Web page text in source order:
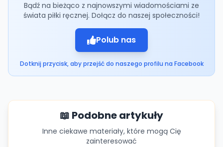
Bądź na bieżąco z najnowszymi wiadomościami ze
świata piłki ręcznej. Dołącz do naszej społeczności!
Polub nas
Dotknij przycisk, aby przejść do naszego profilu na Facebook
📖 Podobne artykuły
Inne ciekawe materiały, które mogą Cię
zainteresować